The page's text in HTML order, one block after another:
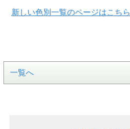
新しい色別一覧のページはこちら
一覧へ